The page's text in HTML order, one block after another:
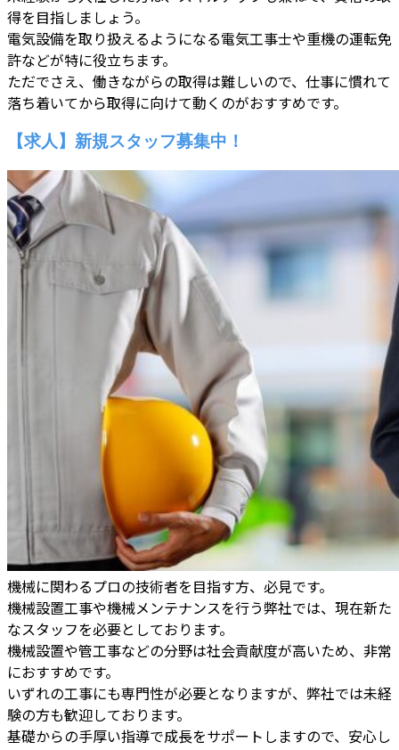
得を目指しましょう。
電気設備を取り扱えるようになる電気工事士や重機の運転免
許などが特に役立ちます。
ただでさえ、働きながらの取得は難しいので、仕事に慣れて
落ち着いてから取得に向けて動くのがおすすめです。
【求人】新規スタッフ募集中！
機械に関わるプロの技術者を目指す方、必見です。
機械設置工事や機械メンテナンスを行う弊社では、現在新た
なスタッフを必要としております。
機械設置や管工事などの分野は社会貢献度が高いため、非常
におすすめです。
いずれの工事にも専門性が必要となりますが、弊社では未経
験の方も歓迎しております。
基礎からの手厚い指導で成長をサポートしますので、安心し